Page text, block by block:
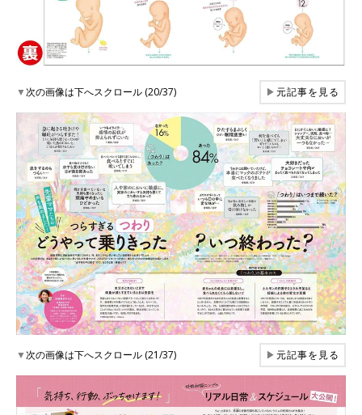
▼次の画像は下へスクロール (20/37) ▶元記事を見る
▼次の画像は下へスクロール (21/37) ▶元記事を見る